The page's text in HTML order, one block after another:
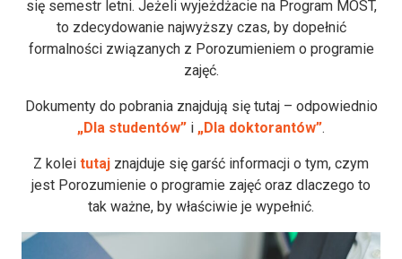
się semestr letni. Jeżeli wyjeżdżacie na Program MOST,
to zdecydowanie najwyższy czas, by dopełnić
formalności związanych z Porozumieniem o programie
zajęć.
Dokumenty do pobrania znajdują się tutaj – odpowiednio
„Dla studentów” i „Dla doktorantów”.
Z kolei tutaj znajduje się garść informacji o tym, czym
jest Porozumienie o programie zajęć oraz dlaczego to
tak ważne, by właściwie je wypełnić.